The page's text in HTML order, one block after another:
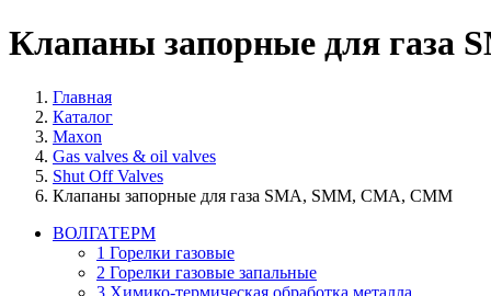
Клапаны запорные для газа
Главная
Каталог
Maxon
Gas valves & oil valves
Shut Off Valves
Клапаны запорные для газа SMA, SMM, CMA, CMM
ВОЛГАТЕРМ
1 Горелки газовые
2 Горелки газовые запальные
3 Химико-термическая обработка металла